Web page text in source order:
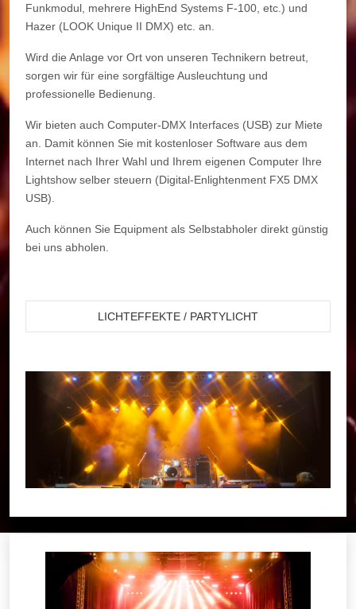
Funkmodul, mehrere HighEnd Systems F-100, etc.) und
Hazer (LOOK Unique II DMX) etc. an.
Wird die Anlage vor Ort von unseren Technikern betreut,
sorgen wir für eine sorgfältige Ausleuchtung und
professionelle Bedienung.
Wir bieten auch Computer-DMX Interfaces (USB) zur Miete
an. Damit können Sie mit kostenloser Software aus dem
Internet nach Ihrer Wahl und Ihrem eigenen Computer Ihre
Lightshow selber steuern (Digital-Enlightenment FX5 DMX
USB).
Auch können Sie Equipment als Selbstabholer direkt günstig
bei uns abholen.
LICHTEFFEKTE / PARTYLICHT